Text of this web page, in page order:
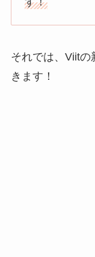
それでは、Viitの
きます！